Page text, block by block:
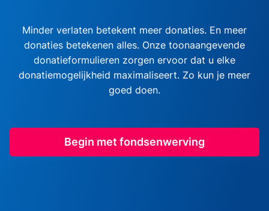
Minder verlaten betekent meer donaties. En meer
donaties betekenen alles. Onze toonaangevende
donatieformulieren zorgen ervoor dat u elke
donatiemogelijkheid maximaliseert. Zo kun je meer
goed doen.
Begin met fondsenwerving